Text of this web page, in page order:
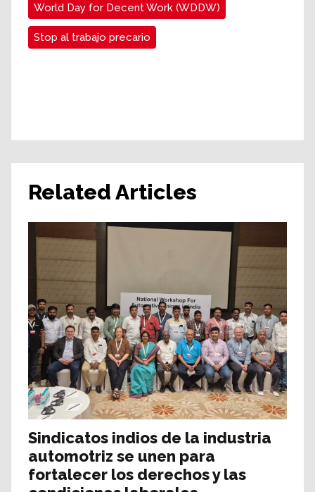
World Day for Decent Work (WDDW)
Stop al trabajo precario
Related Articles
Sindicatos indios de la industria
automotriz se unen para
fortalecer los derechos y las